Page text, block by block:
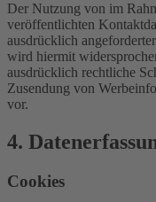
Der Nutzung von im
veröffentlichten
ausdrücklich
wird hiermit
ausdrücklich rechtliche
Zusendung von
vor.
4.
Cookies